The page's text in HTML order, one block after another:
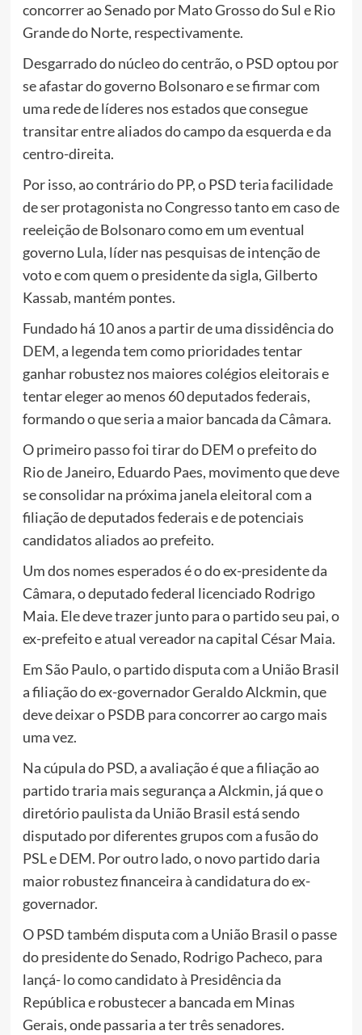
concorrer ao Senado por Mato Grosso do Sul e Rio
Grande do Norte, respectivamente.
Desgarrado do núcleo do centrão, o PSD optou por
se afastar do governo Bolsonaro e se firmar com
uma rede de líderes nos estados que consegue
transitar entre aliados do campo da esquerda e da
centro-direita.
Por isso, ao contrário do PP, o PSD teria facilidade
de ser protagonista no Congresso tanto em caso de
reeleição de Bolsonaro como em um eventual
governo Lula, líder nas pesquisas de intenção de
voto e com quem o presidente da sigla, Gilberto
Kassab, mantém pontes.
Fundado há 10 anos a partir de uma dissidência do
DEM, a legenda tem como prioridades tentar
ganhar robustez nos maiores colégios eleitorais e
tentar eleger ao menos 60 deputados federais,
formando o que seria a maior bancada da Câmara.
O primeiro passo foi tirar do DEM o prefeito do
Rio de Janeiro, Eduardo Paes, movimento que deve
se consolidar na próxima janela eleitoral com a
filiação de deputados federais e de potenciais
candidatos aliados ao prefeito.
Um dos nomes esperados é o do ex-presidente da
Câmara, o deputado federal licenciado Rodrigo
Maia. Ele deve trazer junto para o partido seu pai, o
ex-prefeito e atual vereador na capital César Maia.
Em São Paulo, o partido disputa com a União Brasil
a filiação do ex-governador Geraldo Alckmin, que
deve deixar o PSDB para concorrer ao cargo mais
uma vez.
Na cúpula do PSD, a avaliação é que a filiação ao
partido traria mais segurança a Alckmin, já que o
diretório paulista da União Brasil está sendo
disputado por diferentes grupos com a fusão do
PSL e DEM. Por outro lado, o novo partido daria
maior robustez financeira à candidatura do ex-
governador.
O PSD também disputa com a União Brasil o passe
do presidente do Senado, Rodrigo Pacheco, para
lançá- lo como candidato à Presidência da
República e robustecer a bancada em Minas
Gerais, onde passaria a ter três senadores.